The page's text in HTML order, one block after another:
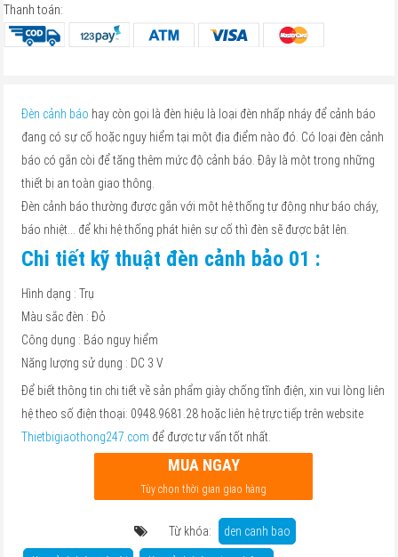
Thanh toán:
Đèn cảnh báo hay còn gọi là đèn hiệu là loại đèn nhấp nháy để cảnh báo
đang có sự cố hoặc nguy hiểm tại một địa điểm nào đó. Có loại đèn cảnh
báo có gắn còi để tăng thêm mức độ cảnh báo. Đây là một trong những
thiết bị an toàn giao thông.
Đèn cảnh báo thường được gắn với một hệ thống tự động như báo cháy,
báo nhiệt… để khi hệ thống phát hiện sự cố thì đèn sẽ được bật lên.
Chi tiết kỹ thuật đèn cảnh bảo 01 :
Hình dạng : Trụ
Màu sắc đèn : Đỏ
Công dụng : Báo nguy hiểm
Năng lượng sử dụng : DC 3 V
Để biết thông tin chi tiết về sản phẩm giày chống tĩnh điện, xin vui lòng liên
hệ theo số điện thoại: 0948.9681.28 hoặc liên hệ trực tiếp trên website
Thietbigiaothong247.com để được tư vấn tốt nhất.
MUA NGAY
Tùy chọn thời gian giao hàng
Từ khóa: den canh bao